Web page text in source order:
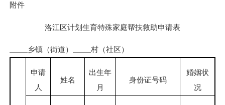
附件
洛江区计划生育特殊家庭帮扶救助申请表
乡镇（街道） 村（社区）
申请
人
姓名
出生年
月
身份证号码
婚姻状
况